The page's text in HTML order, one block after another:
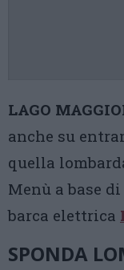
LAGO
anche su
quella
Menù a base
barca elettrica
SPONDA